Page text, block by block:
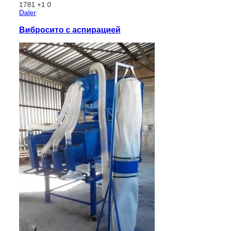
1781 +1 0
Daler
Вибросито с аспирацией